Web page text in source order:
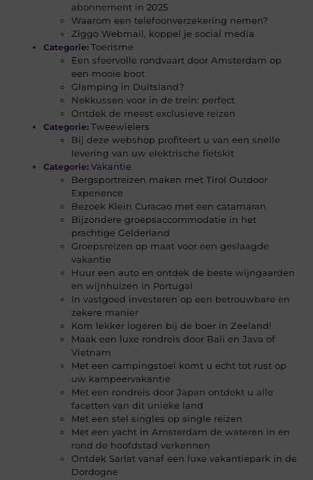
abonnement in 2025
Waarom een telefoonverzekering nemen?
Ziggo Webmail, koppel je social media
Categorie: Toerisme
Een sfeervolle rondvaart door Amsterdam op
een mooie boot
Glamping in Duitsland?
Nekkussen voor in de trein: perfect
Ontdek de meest exclusieve reizen
Categorie: Tweewielers
Bij deze webshop profiteert u van een snelle
levering van uw elektrische fietskit
Categorie: Vakantie
Bergsportreizen maken met Tirol Outdoor
Experience
Bezoek Klein Curacao met een catamaran
Bijzondere groepsaccommodatie in het
prachtige Gelderland
Groepsreizen op maat voor een geslaagde
vakantie
Huur een auto en ontdek de beste wijngaarden
en wijnhuizen in Portugal
In vastgoed investeren op een betrouwbare en
zekere manier
Kom lekker logeren bij de boer in Zeeland!
Maak een luxe rondreis door Bali en Java of
Vietnam
Met een campingstoel komt u echt tot rust op
uw kampeervakantie
Met een rondreis door Japan ontdekt u alle
facetten van dit unieke land
Met een stel singles op single reizen
Met een yacht in Amsterdam de wateren in en
rond de hoofdstad verkennen
Ontdek Sarlat vanaf een luxe vakantiepark in de
Dordogne